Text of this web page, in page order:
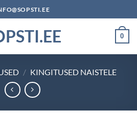
0
/ KINGITUSED NAISTELE